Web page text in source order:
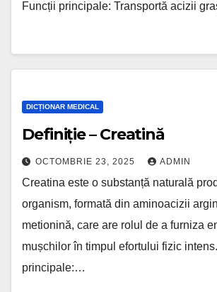
Funcții principale: Transportă acizii
DICȚIONAR MEDICAL
Definiție – Creatină
OCTOMBRIE 23, 2025 ADMIN
Creatina este o substanță naturală
organism, formată din aminoacizii
metionină, care are rolul de a furniza
mușchilor în timpul efortului fizic
principale:…